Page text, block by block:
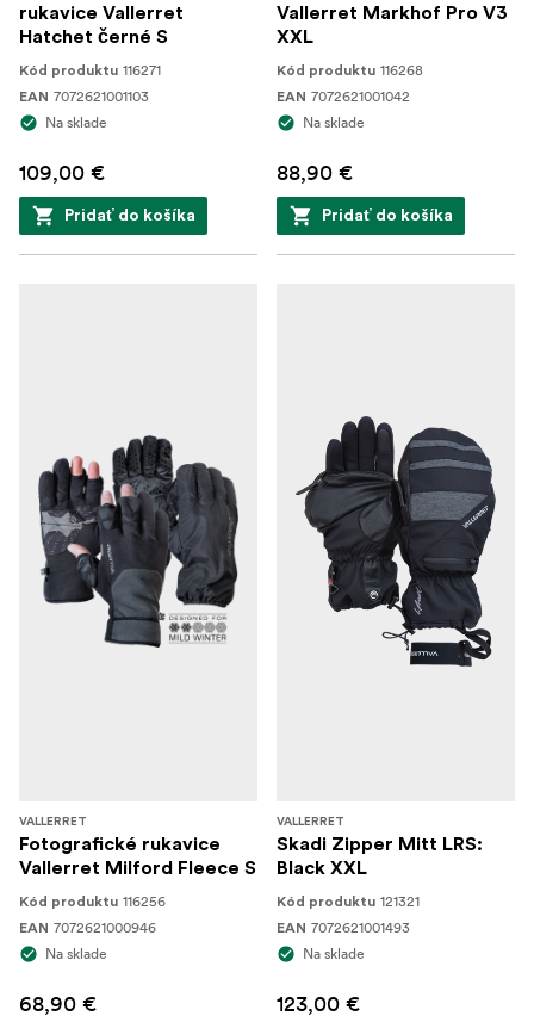
rukavice Vallerret
Hatchet černé S
Kód produktu 116271
EAN 7072621001103
Na sklade
109,00 €
Pridať do košíka
Vallerret Markhof Pro V3
XXL
Kód produktu 116268
EAN 7072621001042
Na sklade
88,90 €
Pridať do košíka
VALLERRET
Fotografické rukavice
Vallerret Milford Fleece S
Kód produktu 116256
EAN 7072621000946
Na sklade
68,90 €
VALLERRET
Skadi Zipper Mitt LRS:
Black XXL
Kód produktu 121321
EAN 7072621001493
Na sklade
123,00 €